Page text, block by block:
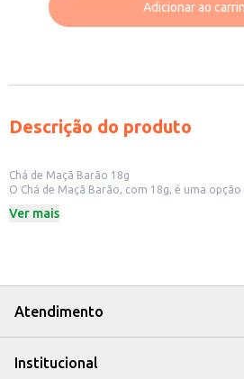
Adicionar ao
Descrição do produto
Chá de Maçã Barão 18g
O Chá de Maçã Barão, com 18g, é uma
bebida reconfortante e com um aroma
Pode ser consumido puro ou adicionado a
O Chá de Maçã Barão é uma escolha simples
uma bebida com um toque especial.
Ver mais
Atendimento
Institucional